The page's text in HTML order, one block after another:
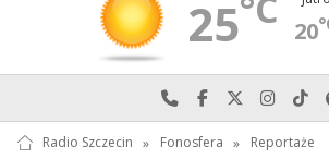
25 20
Najlepiej po prostu do
Odwiedź nas na
Odwiedź
Radio Szczecin » Fonosfera » Reportaże